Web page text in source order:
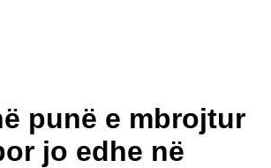
punë e mbrojtur
jo edhe në